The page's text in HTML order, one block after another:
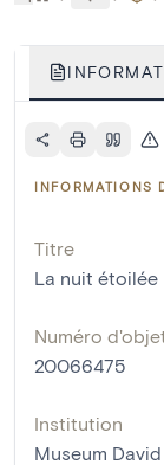
INFORMATIONS
Titre
La nuit étoilée
Numéro
20066475
Institution
Museum